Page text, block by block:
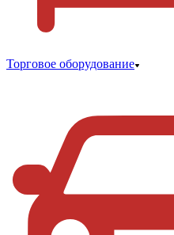
Торговое оборудование